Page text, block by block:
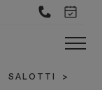
SALOTTI
>